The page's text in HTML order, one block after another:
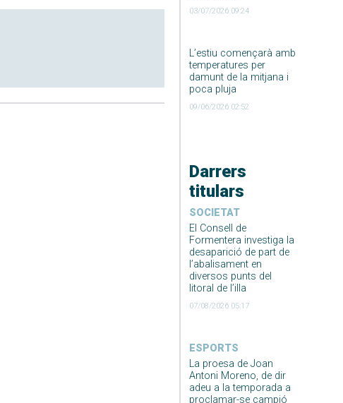
03/07/2026 09:24
L’estiu començarà amb
temperatures per
damunt de la mitjana i
poca pluja
09/06/2026 02:52
Darrers
titulars
SOCIETAT
El Consell de
Formentera investiga la
desaparició de part de
l’abalisament en
diversos punts del
litoral de l’illa
07/08/2026 05:17
ESPORTS
La proesa de Joan
Antoni Moreno, de dir
adeu a la temporada a
proclamar-se campió